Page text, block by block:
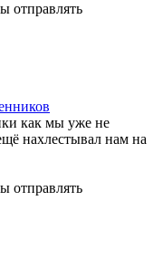
отправлять
как мы уже не
нахлестывал нам на
отправлять